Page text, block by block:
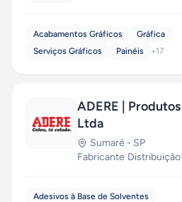
Acabamentos Gráficos
Gráfica
Serviços Gráficos
Painéis +17
ADERE |
Ltda
Sumaré - SP
Fabricante·Distribuição·
Adesivos à Base de Solventes